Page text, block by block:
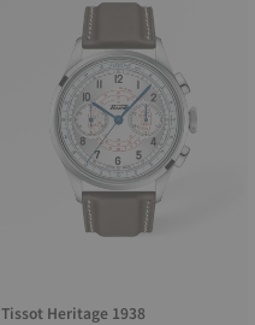
Tissot Heritage 1938